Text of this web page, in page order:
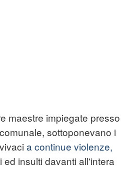
maestre impiegate presso
sottoponevano i
a continue violenze,
insulti davanti all'intera